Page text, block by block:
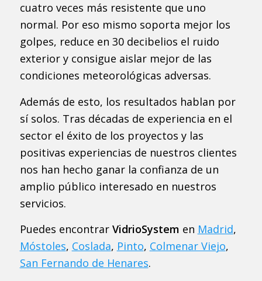
cuatro veces más resistente que uno
normal. Por eso mismo soporta mejor los
golpes, reduce en 30 decibelios el ruido
exterior y consigue aislar mejor de las
condiciones meteorológicas adversas.
Además de esto, los resultados hablan por
sí solos. Tras décadas de experiencia en el
sector el éxito de los proyectos y las
positivas experiencias de nuestros clientes
nos han hecho ganar la confianza de un
amplio público interesado en nuestros
servicios.
Puedes encontrar VidrioSystem en Madrid,
Móstoles, Coslada, Pinto, Colmenar Viejo,
San Fernando de Henares.